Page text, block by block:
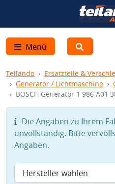
Menü
Teilando Ersatzteile &
Generator / Lichtmaschine
BOSCH Generator 1 986 A01
Die Angaben zu Ihrem
unvollständig. Bitte
Angaben.